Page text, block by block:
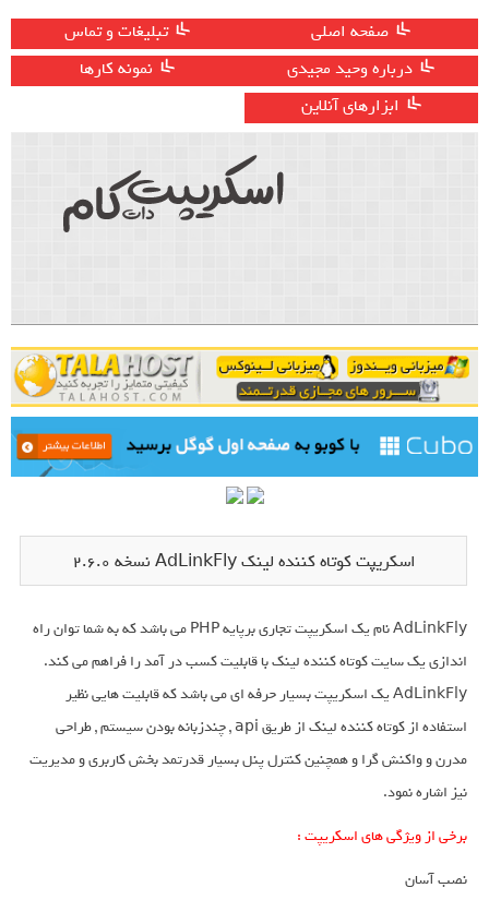
صفحه اصلی
تبلیغات و تماس
درباره وحید مجیدی
نمونه کارها
ابزارهای آنلاین
اسکریپت کوتاه کننده لینک AdLinkFly نسخه 2.6.0
AdLinkFly نام یک اسکریپت تجاری برپایه PHP می باشد که به شما توان راه
اندازی یک سایت کوتاه کننده لینک با قابلیت کسب در آمد را فراهم می کند.
AdLinkFly یک اسکریپت بسیار حرفه ای می باشد که قابلیت هایی نظیر
استفاده از کوتاه کننده لینک از طریق api , چندزبانه بودن سیستم , طراحی
مدرن و واکنش گرا و همچنین کنترل پنل بسیار قدرتمد بخش کاربری و مدیریت
نیز اشاره نمود.
برخی از ویژگی های اسکریپت :
نصب آسان